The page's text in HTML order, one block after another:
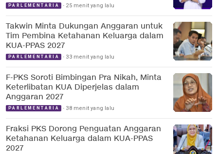
PARLEMENTARIA 25 menit yang lalu
Takwin Minta Dukungan Anggaran untuk
Tim Pembina Ketahanan Keluarga dalam
KUA-PPAS 2027
PARLEMENTARIA 33 menit yang lalu
F-PKS Soroti Bimbingan Pra Nikah, Minta
Keterlibatan KUA Diperjelas dalam
Anggaran 2027
PARLEMENTARIA 38 menit yang lalu
Fraksi PKS Dorong Penguatan Anggaran
Ketahanan Keluarga dalam KUA-PPAS
2027